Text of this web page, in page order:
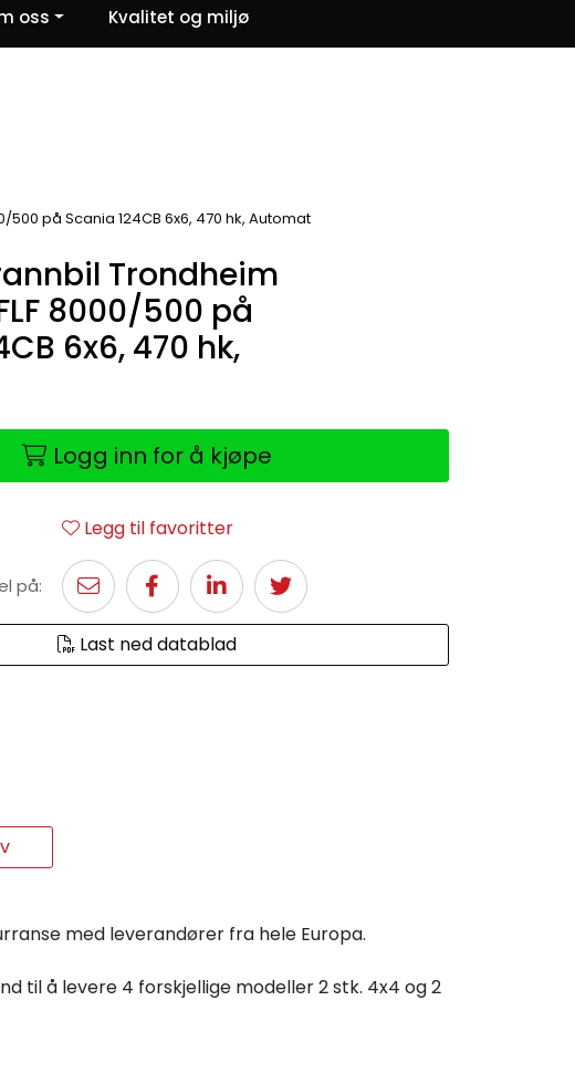
Om oss
oss Kvalitet og miljø
500 på Scania 124CB 6x6, 470 hk, Automat
Trondheim
8000/500 på
6x6, 470 hk,
Logg inn for å kjøpe
Legg til favoritter
på:
Last ned datablad
med leverandører fra hele Europa.
til å levere 4 forskjellige modeller 2 stk. 4x4 og 2